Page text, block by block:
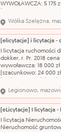
WYWOŁAWCZA: 5 175
Działki położone są w
ekstensywnego
oznaczonych
RE w obszarze
chronionego "Dolina
Zwolenki". Nazwa
Wólka Szelężna,
I licytacja ruchomości
dokker, r. Pr. 2018 cena
wywoławcza: 18 000 zł
(szacunkowo: 24 000
szyby w lewych
auta. Nazwa
samochód osobowy
dacia model: dokker
nadwozia: kombi
silnika: 1461 cm³ rodzaj
Legionowo,
I licytacja
Nieruchomość